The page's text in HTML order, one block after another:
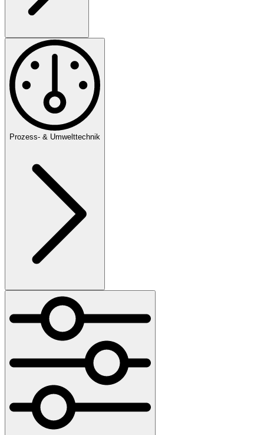
Prozess- & Umwelttechnik